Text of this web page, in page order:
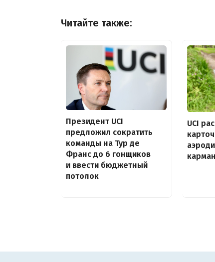
Читайте также:
Президент UCI
предложил сократить
команды на Тур де
Франс до 6 гонщиков
и ввести бюджетный
потолок
UCI